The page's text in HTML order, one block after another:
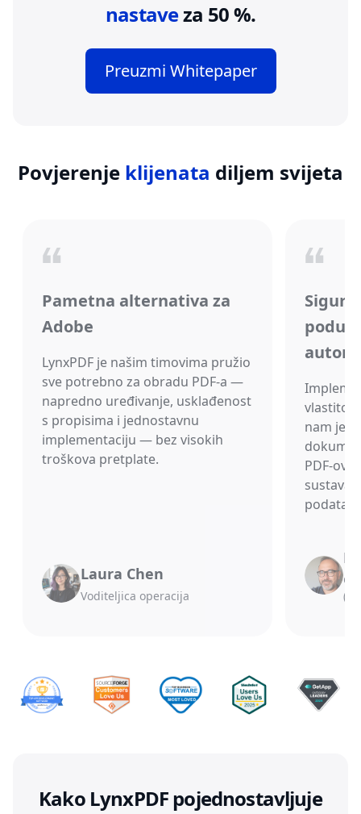
nastaveza 50 %.
Preuzmi Whitepaper
Povjerenje klijenata diljem svijeta
Pametna alternativa za
Adobe
LynxPDF je našim timovima pružio
sve potrebno za obradu PDF-a —
napredno uređivanje, usklađenost
s propisima i jednostavnu
implementaciju — bez visokih
troškova pretplate.
Laura Chen
Voditeljica operacija
nam je
PDF-ovi
sustava,
Kako LynxPDF pojednostavljuje